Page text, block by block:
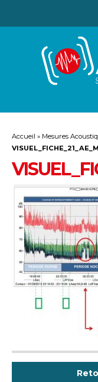
Accueil » Mesures